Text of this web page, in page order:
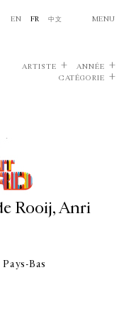
EN FR 中文 MENU
ARTISTE
ANNÉE
CATÉGORIE
Rooij, Anri
Bas